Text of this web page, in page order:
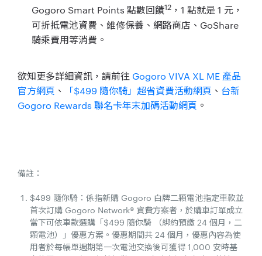
Gogoro Smart Points 點數回饋12 ，1 點就是 1 元，
可折抵電池資費、維修保養、網路商店、GoShare
騎乘費用等消費。
欲知更多詳細資訊，請前往 Gogoro VIVA XL ME 產品
官方網頁 、 「$499 隨你騎」超省資費活動網頁 、 台新
Gogoro Rewards 聯名卡年末加碼活動網頁 。
備註：
$499 隨你騎：係指新購 Gogoro 白牌二顆電池指定車款並
首次訂購 Gogoro Network® 資費方案者，於購車訂單成立
當下可依車款選購「$499 隨你騎 （綁約預繳 24 個月，二
顆電池）」優惠方案。優惠期間共 24 個月，優惠內容為使
用者於每帳單週期第一次電池交換後可獲得 1,000 安時基